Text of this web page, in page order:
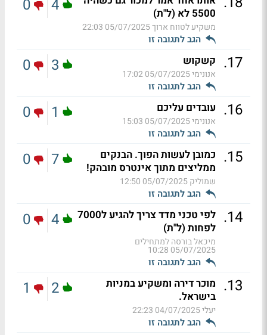
5500 לא (ל"ת)
משקיע לטווח ארוך05/07/2025 22:03
הגב לתגובה זו
4
0
17
. קשקוש
אנונימי05/07/2025 17:02
הגב לתגובה זו
3
0
16
. עובדים עליכם
אנונימי05/07/2025 15:03
הגב לתגובה זו
1
0
15
. כמובן לעשות הפוך. הבנקים
ממליצים מתוך אינטרס מובהק!
שמוליק05/07/2025 12:50
הגב לתגובה זו
7
0
14
.
לפי טכני מדד צריך להגיע ל7000
לפחות (ל"ת)
מיכאל בורסה למתחילים
05/07/2025 10:28
הגב לתגובה זו
4
0
13
. מוכר דירה ומשקיע במניות
בישראל.
יעלי04/07/2025 22:23
הגב לתגובה זו
2
1